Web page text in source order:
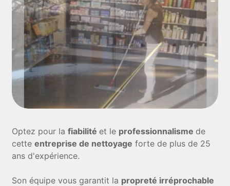
Optez pour lafiabilité et le professionnalisme de
cetteentreprise de nettoyage forte de plus de 25
ans d'expérience.
Son équipe vous garantit la propreté irréprochable